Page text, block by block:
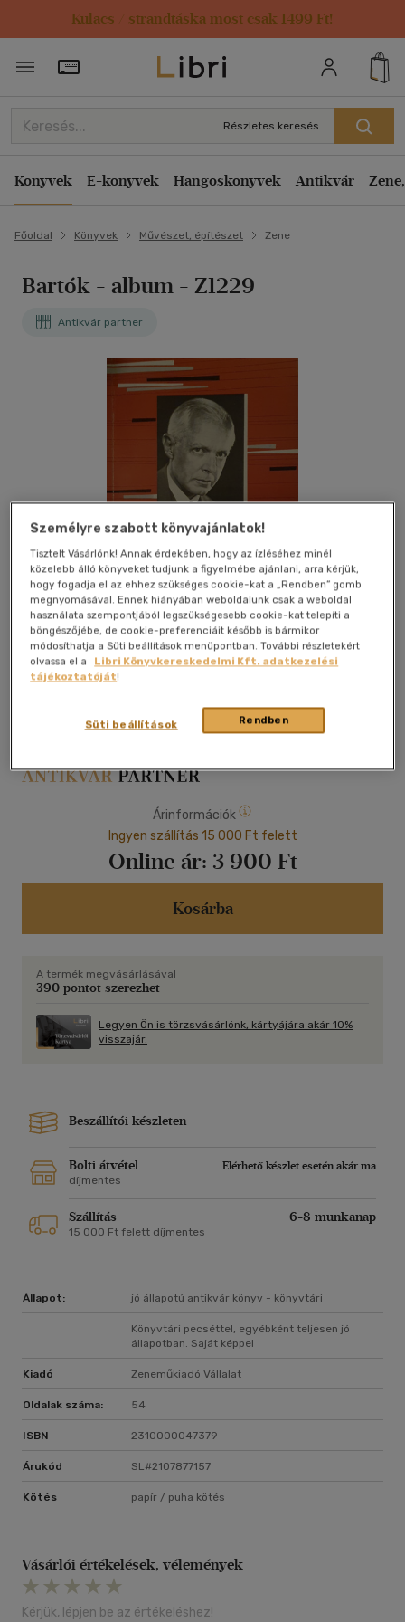
Kulacs / strandtáska most csak 1499 Ft!
Törzsvásárlói Kártya adatai
Részletes keresés
Könyvek E-könyvek Hangoskönyvek Antikvár
Főoldal Könyvek Művészet, építészet Zene
Bartók - album - Z1229
Antikvár partner
Kívánságlistához adom Megosztom
Zeneműkiadó Vállalat|papír / puha kötés|54 oldal
Árinformációk
Ingyen szállítás 15 000 Ft felett
Online ár: 3 900 Ft
Kosárba
A termék megvásárlásával
390 pontot szerezhet
Legyen Ön is törzsvásárlónk, kártyájára akár 10%
visszajár.
Beszállítói készleten
Bolti átvétel
Elérhető készlet esetén akár ma
díjmentes
Szállítás 6-8 munkanap
15 000 Ft felett díjmentes
Állapot: jó állapotú antikvár könyv - könyvtári
Könyvtári pecséttel, egyébként teljesen jó
állapotban. Saját képpel
Kiadó Zeneműkiadó Vállalat
Oldalak száma: 54
ISBN 2310000047379
Árukód SL#2107877157
Kötés papír / puha kötés
Vásárlói értékelések, vélemények
Kérjük, lépjen be az értékeléshez!
Személyre szabott könyvajánlatok!
Tisztelt Vásárlónk! Annak érdekében, hogy az ízléséhez minél
közelebb álló könyveket tudjunk a figyelmébe ajánlani, arra kérjük,
hogy fogadja el az ehhez szükséges cookie-kat a „Rendben” gomb
megnyomásával. Ennek hiányában weboldalunk csak a weboldal
használata szempontjából legszükségesebb cookie-kat telepíti a
böngészőjébe, de cookie-preferenciáit később is bármikor
módosíthatja a Süti beállítások menüpontban. További részletekért
olvassa el a
Libri Könyvkereskedelmi Kft. adatkezelési
tájékoztatóját!
Rendben
Süti beállítások